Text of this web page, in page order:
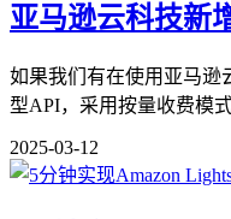
亚马逊云科技新
如果我们有在使用亚马逊
型API，采用按量收费模
2025-03-12